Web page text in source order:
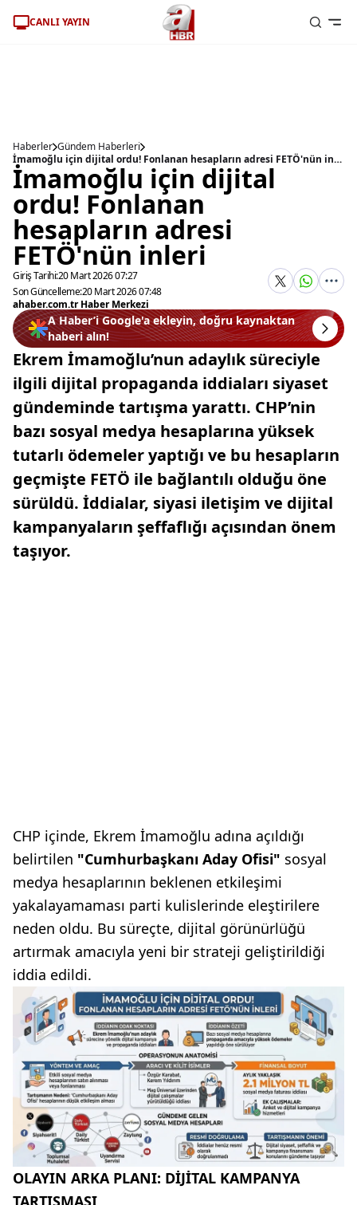
CANLI YAYIN
Haberler Gündem Haberleri
İmamoğlu için dijital ordu! Fonlanan hesapların adresi FETÖ'nün inleri
İmamoğlu için dijital
ordu! Fonlanan
hesapların adresi
FETÖ'nün inleri
Giriş Tarihi:20 Mart 2026 07:27
Son Güncelleme:20 Mart 2026 07:48
ahaber.com.tr Haber Merkezi
A Haber’i Google'a ekleyin, doğru kaynaktan
haberi alın!
Ekrem İmamoğlu’nun adaylık süreciyle
ilgili dijital propaganda iddiaları siyaset
gündeminde tartışma yarattı. CHP’nin
bazı sosyal medya hesaplarına yüksek
tutarlı ödemeler yaptığı ve bu hesapların
geçmişte FETÖ ile bağlantılı olduğu öne
sürüldü. İddialar, siyasi iletişim ve dijital
kampanyaların şeffaflığı açısından önem
taşıyor.
CHP içinde, Ekrem İmamoğlu adına açıldığı
belirtilen "Cumhurbaşkanı Aday Ofisi" sosyal
medya hesaplarının beklenen etkileşimi
yakalayamaması parti kulislerinde eleştirilere
neden oldu. Bu süreçte, dijital görünürlüğü
artırmak amacıyla yeni bir strateji geliştirildiği
iddia edildi.
OLAYIN ARKA PLANI: DİJİTAL KAMPANYA